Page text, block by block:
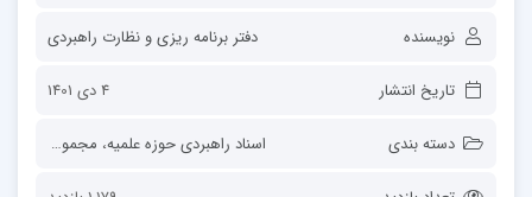
نویسنده دفتر برنامه ریزی و نظارت راهبردی
تاریخ انتشار 4 دی 1401
دسته بندی اسناد راهبردی حوزه علمیه، مجموعه‌ها